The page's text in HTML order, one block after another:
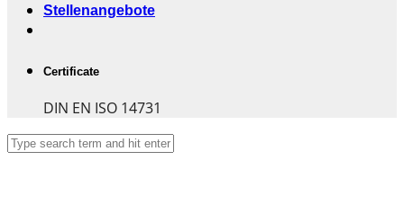
Stellenangebote
Certificate
DIN EN ISO 14731